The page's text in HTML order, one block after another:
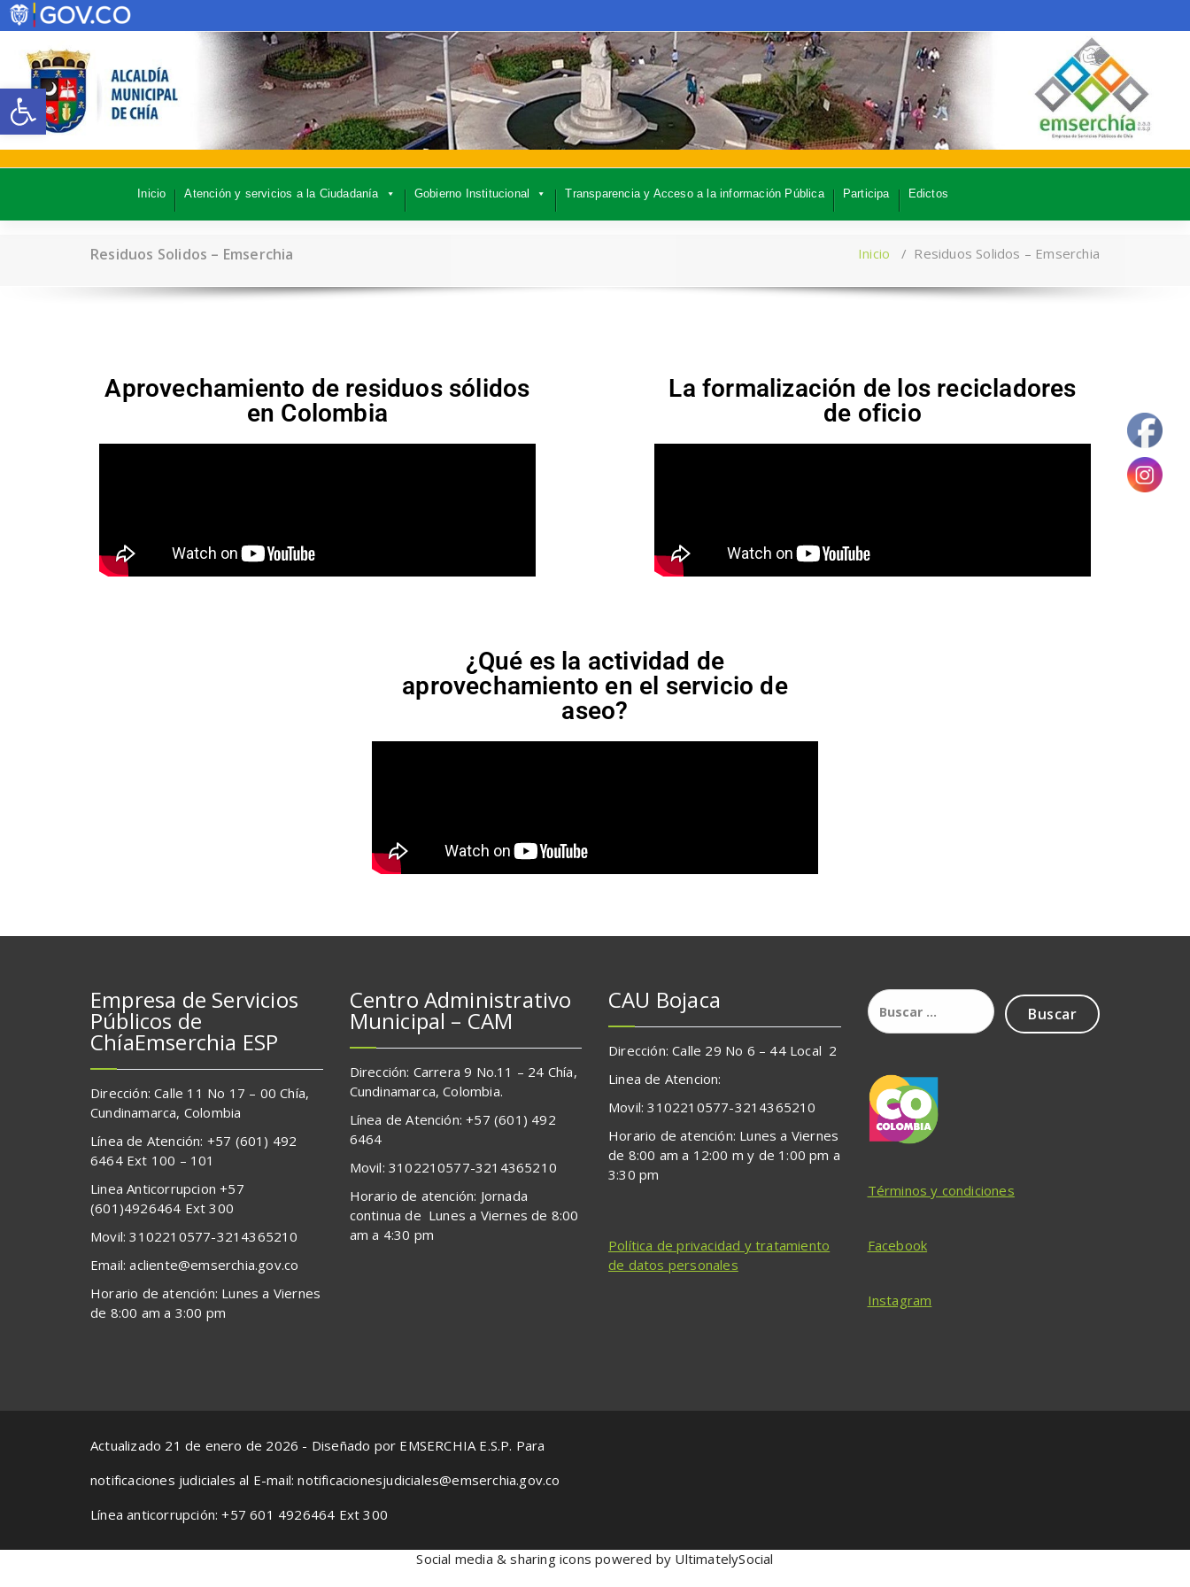
Abrir barra de herramientas
Inicio Atención y servicios a la Ciudadanía Gobierno Institucional Transparencia y Acceso a la información Pública Participa Edictos
Residuos Solidos – Emserchia Inicio / Residuos Solidos – Emserchia
Aprovechamiento de residuos sólidos
en Colombia
La formalización de los recicladores
de oficio
¿Qué es la actividad de
aprovechamiento en el servicio de
aseo?
Empresa de Servicios
Públicos de
ChíaEmserchia ESP
Dirección: Calle 11 No 17 – 00 Chía,
Cundinamarca, Colombia
Línea de Atención: +57 (601) 492
6464 Ext 100 – 101
Linea Anticorrupcion +57
(601)4926464 Ext 300
Movil: 3102210577-3214365210
Email: acliente@emserchia.gov.co
Horario de atención: Lunes a Viernes
de 8:00 am a 3:00 pm
Centro Administrativo
Municipal – CAM
Dirección: Carrera 9 No.11 – 24 Chía,
Cundinamarca, Colombia.
Línea de Atención: +57 (601) 492
6464
Movil: 3102210577-3214365210
Horario de atención: Jornada
continua de Lunes a Viernes de 8:00
am a 4:30 pm
CAU Bojaca
Dirección: Calle 29 No 6 – 44 Local 2
Linea de Atencion:
Movil: 3102210577-3214365210
Horario de atención: Lunes a Viernes
de 8:00 am a 12:00 m y de 1:00 pm a
3:30 pm
Términos y condiciones
Política de privacidad y tratamiento
de datos personales
Facebook
Instagram
Actualizado 21 de enero de 2026 - Diseñado por EMSERCHIA E.S.P. Para
notificaciones judiciales al E-mail: notificacionesjudiciales@emserchia.gov.co
Línea anticorrupción: +57 601 4926464 Ext 300
Social media & sharing icons powered by UltimatelySocial